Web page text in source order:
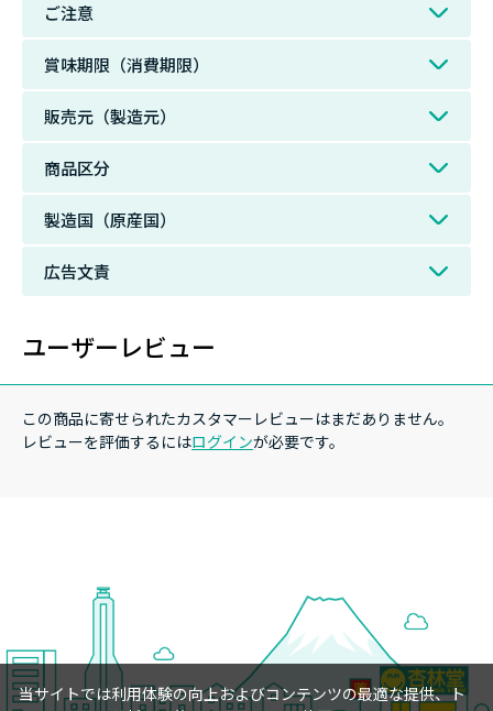
ご注意
賞味期限（消費期限）
販売元（製造元）
商品区分
製造国（原産国）
広告文責
ユーザーレビュー
この商品に寄せられたカスタマーレビューはまだありません。
レビューを評価するにはログインが必要です。
当サイトでは利用体験の向上およびコンテンツの最適な提供、ト